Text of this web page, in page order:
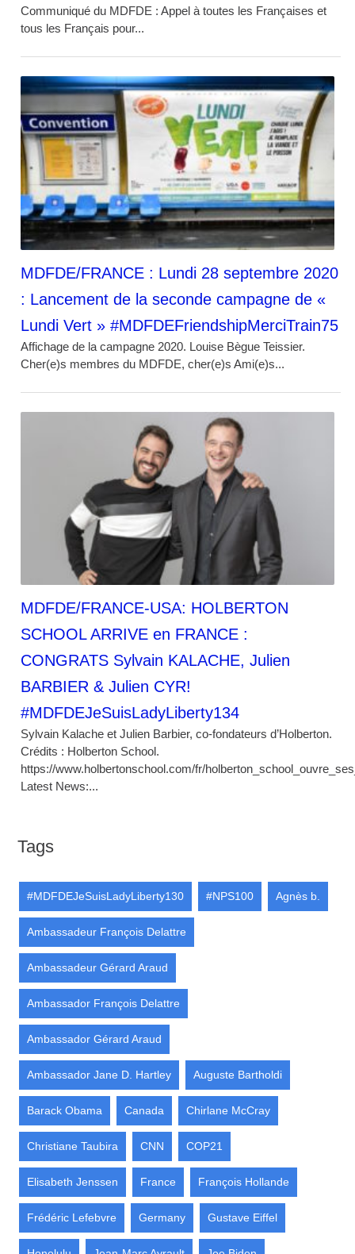
Communiqué du MDFDE : Appel à toutes les Françaises et
tous les Français pour...
MDFDE/FRANCE : Lundi 28 septembre 2020
: Lancement de la seconde campagne de «
Lundi Vert » #MDFDEFriendshipMerciTrain75
Affichage de la campagne 2020. Louise Bègue Teissier.
Cher(e)s membres du MDFDE, cher(e)s Ami(e)s...
MDFDE/FRANCE-USA: HOLBERTON
SCHOOL ARRIVE en FRANCE :
CONGRATS Sylvain KALACHE, Julien
BARBIER & Julien CYR!
#MDFDEJeSuisLadyLiberty134
Sylvain Kalache et Julien Barbier, co-fondateurs d’Holberton.
Crédits : Holberton School.
https://www.holbertonschool.com/fr/
Latest News:...
Tags
#MDFDEJeSuisLadyLiberty130 #NPS100 Agnès b.
Ambassadeur François Delattre
Ambassadeur Gérard Araud
Ambassador François Delattre
Ambassador Gérard Araud
Ambassador Jane D. Hartley Auguste Bartholdi
Barack Obama Canada Chirlane McCray
Christiane Taubira CNN COP21
Elisabeth Jenssen France François Hollande
Frédéric Lefebvre Germany Gustave Eiffel